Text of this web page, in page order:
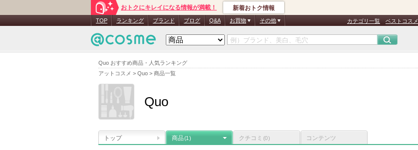
Quo おすすめ商品・人気ランキング
アットコスメ > Quo > 商品一覧
おトクにキレイになる情報が満載！ 新着おトク情報
TOP ランキング ブランド ブログ Q&A お買物 その他 カテゴリ一覧 ベストコスメ
Quo
トップ 商品(1) クチコミ (0) コンテンツ